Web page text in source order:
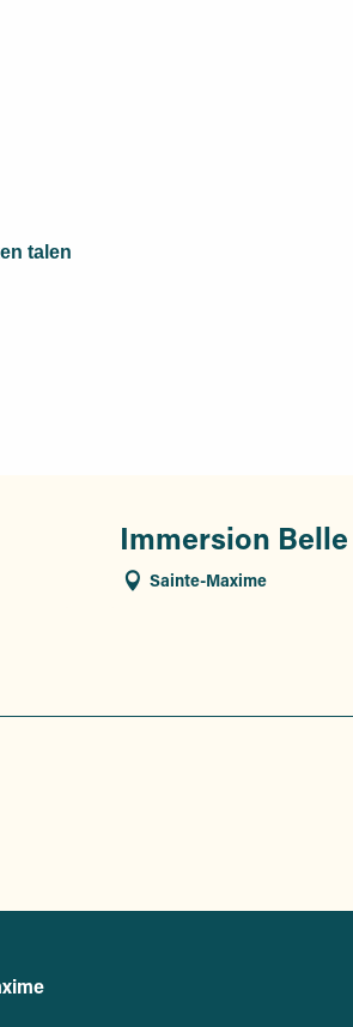
talen
talen
Immersion
Sainte-Maxime
de Sainte-Maxime